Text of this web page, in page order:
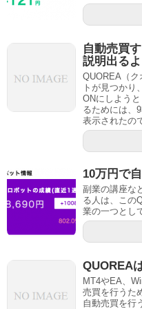
自動売買
説明出る
QUOREA（ク
トが見つかり
ONにしよう
るためには、
表示されたの
10万円で
副業の講座な
る人は、この
業の一つとし
QUOREA
MT4やEA、
売買を行うた
自動売買を行